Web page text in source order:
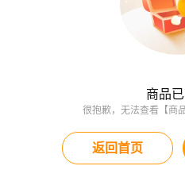
商品
很抱歉，无法查看【商
返回首页